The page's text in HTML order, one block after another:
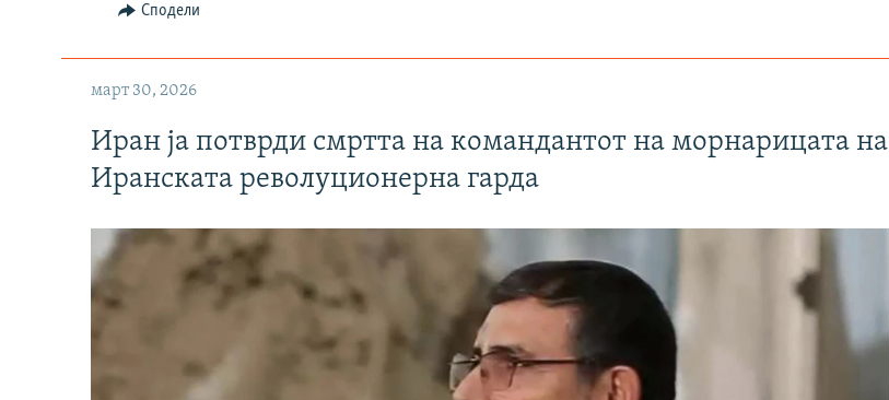
Сподели
март 30, 2026
Иран ја потврди смртта на командантот на морнарицата на
Иранската револуционерна гарда